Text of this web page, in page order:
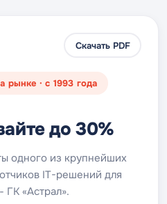
Скачать PDF
рынке · с 1993 года
до 30%
одного из крупнейших
IT-решений для
ГК «Астрал».